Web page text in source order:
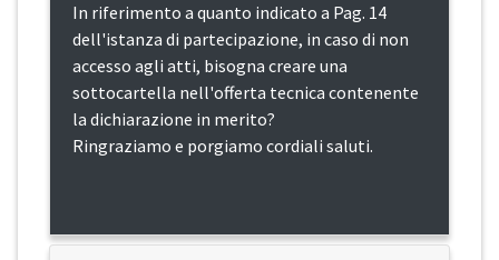
In riferimento a quanto indicato a Pag. 14
dell'istanza di partecipazione, in caso di non
accesso agli atti, bisogna creare una
sottocartella nell'offerta tecnica contenente
la dichiarazione in merito?
Ringraziamo e porgiamo cordiali saluti.